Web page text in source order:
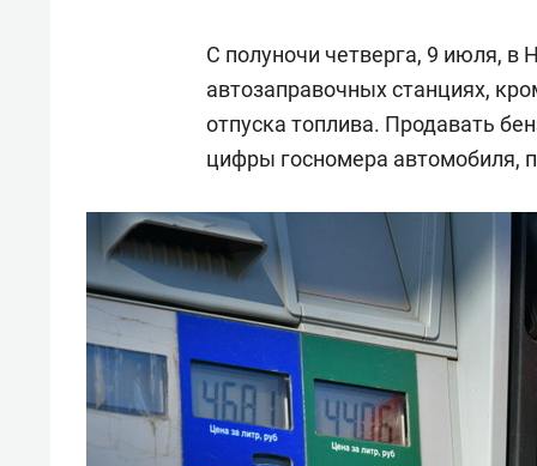
С полуночи четверга, 9 июля, в
автозаправочных станциях,
отпуска топлива. Продавать
цифры госномера автомобиля,
Рекомендуем
Оставить шум за волной: как
строят тишину в казанском
ЖК «Заря»
когда
свою